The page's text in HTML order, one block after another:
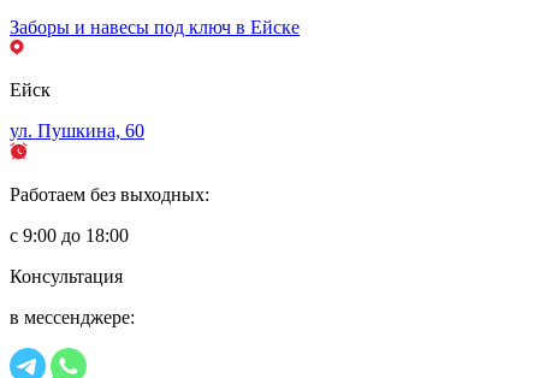
Заборы и навесы под ключ в Ейске
Ейск
ул. Пушкина, 60
Работаем без выходных:
с 9:00 до 18:00
Консультация
в мессенджере: